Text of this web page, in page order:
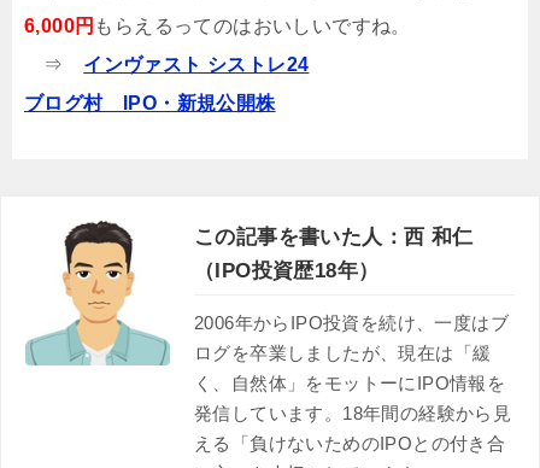
6,000円 もらえるってのはおいしいですね。
⇒ インヴァスト シストレ24
ブログ村 IPO・新規公開株
この記事を書いた人：西 和仁
（IPO投資歴18年）
2006年からIPO投資を続け、一度はブ
ログを卒業しましたが、現在は「緩
く、自然体」をモットーにIPO情報を
発信しています。18年間の経験から見
える「負けないためのIPOとの付き合